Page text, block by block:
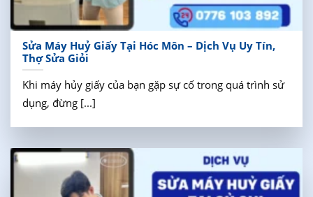
Sửa Máy Huỷ Giấy Tại Hóc Môn – Dịch Vụ Uy Tín,
Thợ Sửa Giỏi
Khi máy hủy giấy của bạn gặp sự cố trong quá trình sử
dụng, đừng [...]